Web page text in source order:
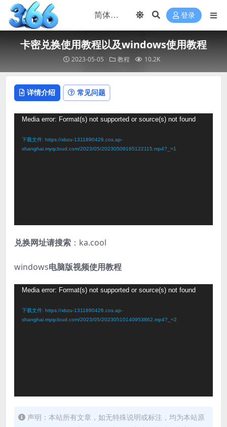
登录
卡密兑换使用教程以及windows使用教程
2023-05-05 教程 10.2K
详情介绍 常见问题
Media error: Format(s) not supported or source(s) not found
下载文件: https://xbzu-1311890426.cos.ap-
shanghai.myqcloud.com/2023/05/20230509165122115.mp4?_=1
兑换网址请搜索 ：ka.cool
windows电脑版视频使用教程
Media error: Format(s) not supported or source(s) not found
下载文件: https://xbzu-1311890426.cos.ap-
shanghai.myqcloud.com/2023/05/20230510140953862.mp4?_=2
声明：本站所有文章，如无特殊说明或标注，均为本站原